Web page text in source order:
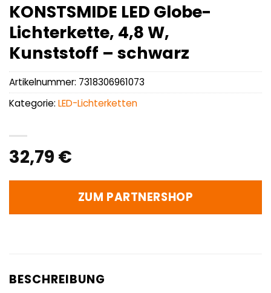
KONSTSMIDE LED Globe-
Lichterkette, 4,8 W,
Kunststoff – schwarz
32,79 €
ZUM PARTNERSHOP
Artikelnummer: 7318306961073
Kategorie: LED-Lichterketten
BESCHREIBUNG